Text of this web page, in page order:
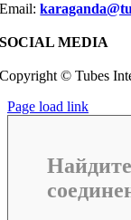
Email:
SOCIAL MEDIA
Copyright © Tubes
Page load link